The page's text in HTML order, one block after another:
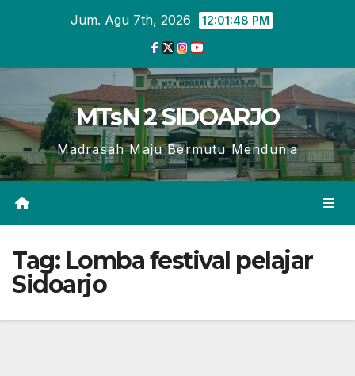
Jum. Agu 7th, 2026 12:01:49 PM
MTsN 2 SIDOARJO
Madrasah Maju Bermutu Mendunia
Tag: Lomba festival pelajar
Sidoarjo